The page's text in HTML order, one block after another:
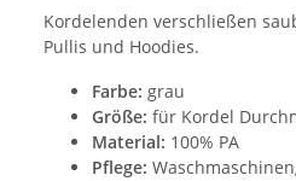
Kordelenden verschließen
Pullis und Hoodies.
Farbe: grau
Größe: für Kordel
Material: 100% PA
Pflege: